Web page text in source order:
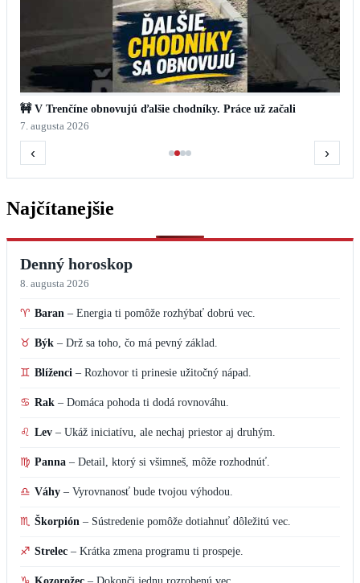
🚧 V Trenčíne obnovujú ďalšie chodníky. Práce už začali
7. augusta 2026
‹ ›
Najčítanejšie
Denný horoskop
8. augusta 2026
♈ Baran – Energia ti pomôže rozhýbať dobrú vec.
♉ Býk – Drž sa toho, čo má pevný základ.
♊ Blíženci – Rozhovor ti prinesie užitočný nápad.
♋ Rak – Domáca pohoda ti dodá rovnováhu.
♌ Lev – Ukáž iniciatívu, ale nechaj priestor aj druhým.
♍ Panna – Detail, ktorý si všimneš, môže rozhodnúť.
♎ Váhy – Vyrovnanosť bude tvojou výhodou.
♏ Škorpión – Sústredenie pomôže dotiahnuť dôležitú vec.
♐ Strelec – Krátka zmena programu ti prospeje.